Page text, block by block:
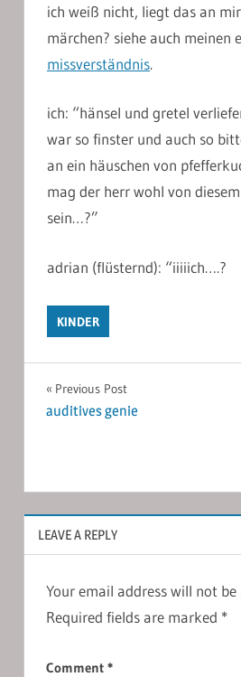
ich weiß nicht, liegt das an
märchen? siehe auch meinen
missverständnis.
ich: “hänsel und gretel
war so finster und auch so
an ein häuschen von
mag der herr wohl von
sein…?”
adrian (flüsternd): “iiiiich….?
KINDER
Post
navigation
Previous Post
auditives genie
LEAVE A REPLY
Your email address will not be
Required fields are marked *
Comment *